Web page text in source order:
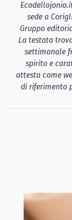
sede a
Gruppo
La testata
settimanale
spirito e
attesta come
di riferimento